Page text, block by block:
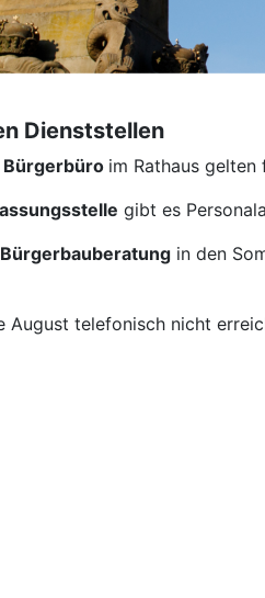
Dienststellen
Bürgerbüro im Rathaus
gibt es
Bürgerbauberatung in den
August telefonisch nicht